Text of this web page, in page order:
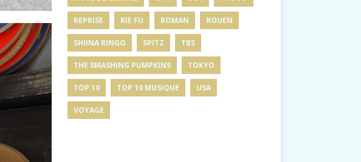
REPRISE RIE FU ROMAN ROUEN
SHIINA RINGO SPITZ TBS
THE SMASHING PUMPKINS TOKYO
TOP 10 TOP 10 MUSIQUE USA
VOYAGE